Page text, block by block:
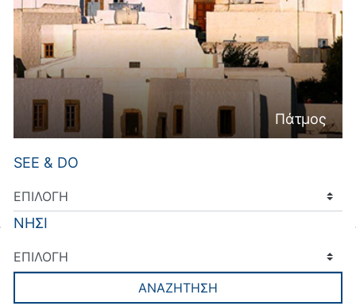
Πάτμος
SEE & DO
ΝΗΣΙ